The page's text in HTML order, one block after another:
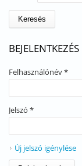
BEJELENTKEZÉS
Felhasználónév*
Jelszó *
Új jelszó igénylése